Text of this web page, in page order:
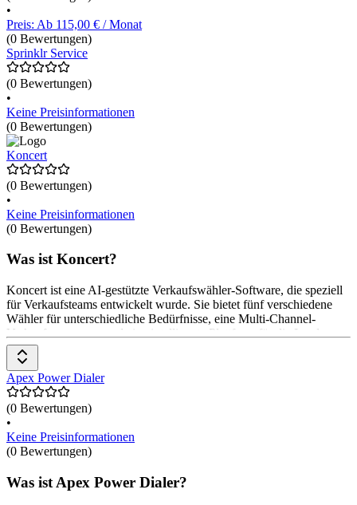
•
Preis: Ab 115,00 € / Monat
(0 Bewertungen)
Sprinklr Service
(0 Bewertungen)
•
Keine Preisinformationen
(0 Bewertungen)
Koncert
(0 Bewertungen)
•
Keine Preisinformationen
(0 Bewertungen)
Was ist Koncert?
Koncert ist eine AI-gestützte Verkaufswähler-Software, die speziell
für Verkaufsteams entwickelt wurde. Sie bietet fünf verschiedene
Wähler für unterschiedliche Bedürfnisse, eine Multi-Channel-
Verkaufssequenzer und eine intelligente Plattform für die Lead-
Bewertung und -Priorisierung. Die Software integriert sich nahtlos
in bestehende Tools und bietet ein einzigartiges Verkaufscoaching-
Tool für Manager. Zudem verfügt sie über eine einzigartige Heat
Map-Funktion zur Verwaltung ausgehender Wählerzahlen. Die
Preisgestaltung variiert je nach den spezifischen Anforderungen der
Anwender*innen.
Apex Power Dialer
(0 Bewertungen)
•
Keine Preisinformationen
(0 Bewertungen)
Was ist Apex Power Dialer?